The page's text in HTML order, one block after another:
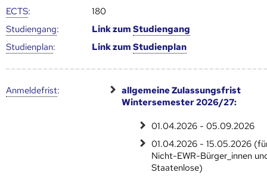
ECTS:
180
Studien­gang: Link zumStudien­gang
Studien­plan: Link zumStudien­plan
Anmelde­frist:
allgemeine Zulassungsfrist
Wintersemester 2026/27:
01.04.2026 - 05.09.2026
01.04.2026 - 15.05.2026
Nicht-EWR-Bürger_innen
Staatenlose)